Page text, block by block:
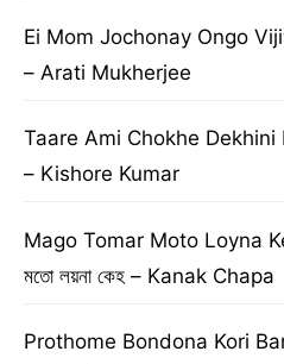
Ei Mom Jochonay Ongo
– Arati Mukherjee
Taare Ami Chokhe Dekhini
– Kishore Kumar
Mago Tomar Moto Loyna
মতো লয়না কেহ – Kanak Chapa
Prothome Bondona Kori